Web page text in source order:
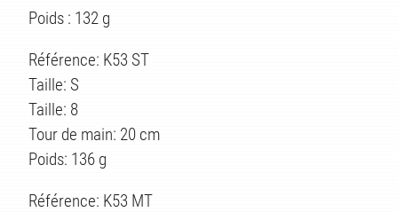
Poids : 132 g
Référence: K53 ST
Taille: S
Taille: 8
Tour de main: 20 cm
Poids: 136 g
Référence: K53 MT